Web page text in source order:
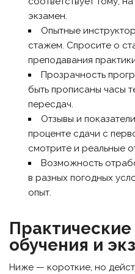
экзамен.
Опытные
стажем. Спросите о
преподавания
Прозрачность
быть прописаны часы
пересдач.
Отзывы и
проценте сдачи с
смотрите и реальные
Возможность
в разных погодных
опыт.
обучения и
Ниже — короткие, но